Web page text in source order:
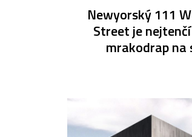
Newyorský 111
Street je
mrakodrap na